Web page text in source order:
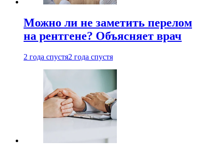
Можно ли не заметить перелом
на рентгене? Объясняет врач
2 года спустя2 года спустя